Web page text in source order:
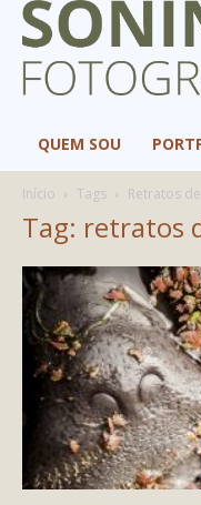
QUEM SOU
Início Tags Retratos
Tag: retratos